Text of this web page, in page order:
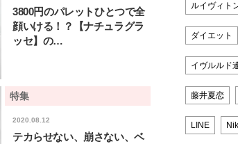
3800円のパレットひとつで全
顔いける！？【ナチュラグラ
ッセ】の…
特集
2020.08.12
テカらせない、崩さない、ベ
ルイヴィト
ダイエット
イヴルルド
藤井夏恋
LINE